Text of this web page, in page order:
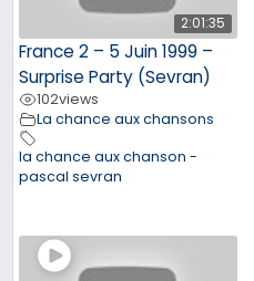
2:01:35
France 2 – 5 Juin 1999 –
Surprise Party (Sevran)
102views
La chance aux chansons
la chance aux chanson -
pascal sevran